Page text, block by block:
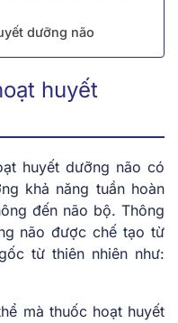
dưỡng não
huyết
huyết dưỡng não có
khả năng tuần hoàn
đến não bộ. Thông
não được chế tạo từ
từ thiên nhiên như:
mà thuốc hoạt huyết